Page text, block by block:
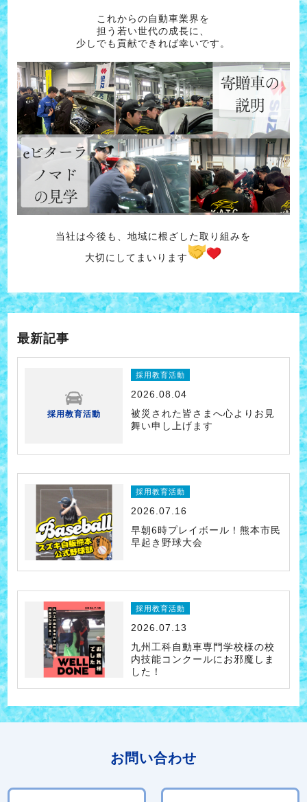
これからの自動車業界を
担う若い世代の成長に、
少しでも貢献できれば幸いです。
当社は今後も、地域に根ざした取り組みを
大切にしてまいります
最新記事
採用教育活動
採用教育活動
2026.08.04
被災された皆さまへ心よりお見
舞い申し上げます
採用教育活動
2026.07.16
早朝6時プレイボール！熊本市民
早起き野球大会
採用教育活動
2026.07.13
九州工科自動車専門学校様の校
内技能コンクールにお邪魔しま
した！
お問い合わせ